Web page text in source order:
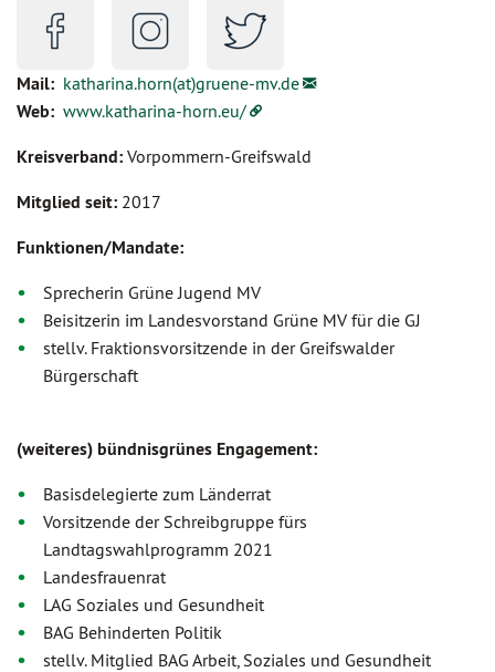
Mail: katharina.horn(at)gruene-mv.de
Web: www.katharina-horn.eu/
Kreisverband: Vorpommern-Greifswald
Mitglied seit: 2017
Funktionen/Mandate:
Sprecherin Grüne Jugend MV
Beisitzerin im Landesvorstand Grüne MV für die GJ
stellv. Fraktionsvorsitzende in der Greifswalder
Bürgerschaft
(weiteres) bündnisgrünes Engagement:
Basisdelegierte zum Länderrat
Vorsitzende der Schreibgruppe fürs
Landtagswahlprogramm 2021
Landesfrauenrat
LAG Soziales und Gesundheit
BAG Behinderten Politik
stellv. Mitglied BAG Arbeit, Soziales und Gesundheit